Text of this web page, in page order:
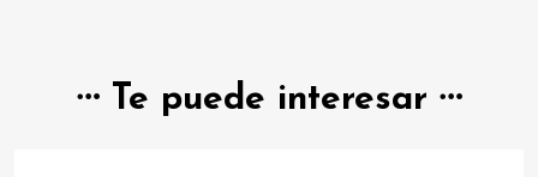
Te puede interesar